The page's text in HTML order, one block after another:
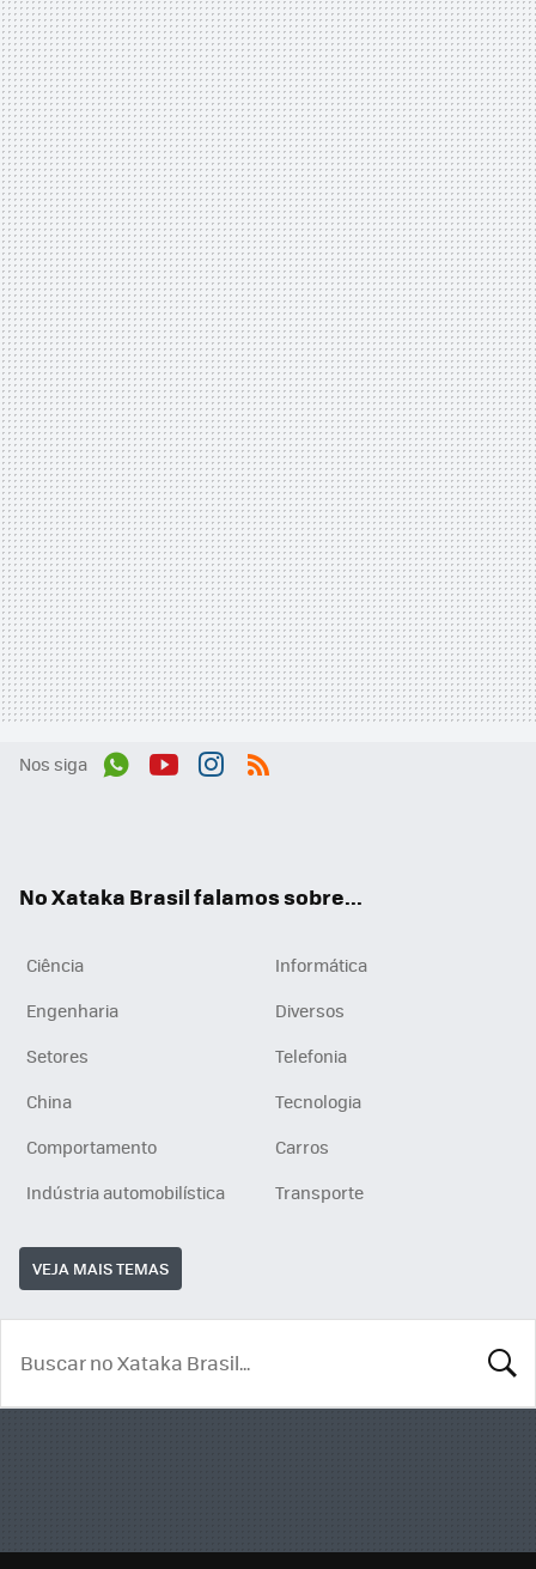
Nos siga
No Xataka Brasil falamos sobre...
Ciência
Informática
Engenharia
Diversos
Setores
Telefonia
China
Tecnologia
Comportamento
Carros
Indústria automobilística
Transporte
VEJA MAIS TEMAS